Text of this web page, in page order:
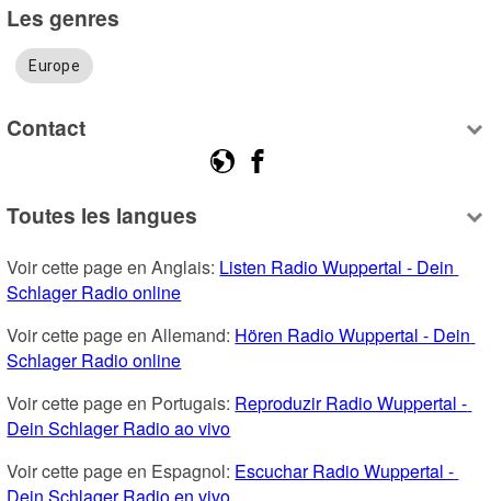
Les genres
Europe
Contact
Toutes les langues
Voir cette page en Anglais: Listen Radio Wuppertal - Dein
Schlager Radio online
Voir cette page en Allemand: Hören Radio Wuppertal - Dein
Schlager Radio online
Voir cette page en Portugais: Reproduzir Radio Wuppertal -
Dein Schlager Radio ao vivo
Voir cette page en Espagnol: Escuchar Radio Wuppertal -
Dein Schlager Radio en vivo